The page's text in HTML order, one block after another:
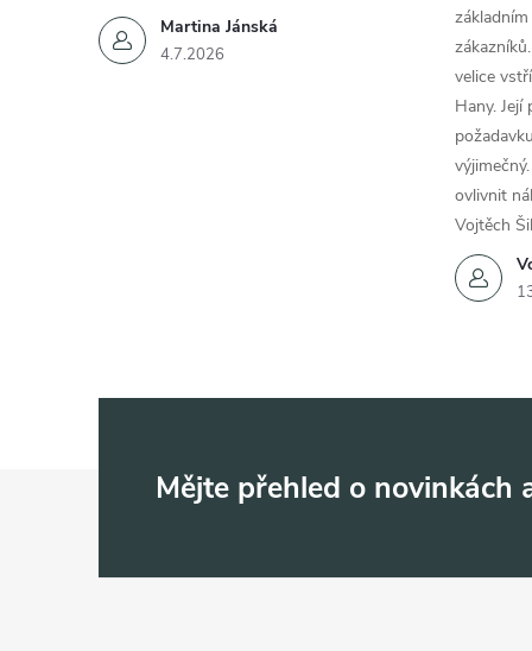
Martina Jánská
4.7.2026
velice
Hany.
ovlivnit
Vojtěch
Mějte přehled o novinkách